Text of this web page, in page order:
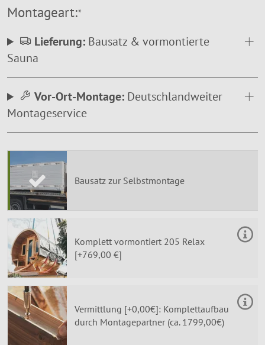
Montageart:*
Lieferung: Bausatz & vormontierte
Sauna
Vor-Ort-Montage:Deutschlandweiter
Montageservice
Bausatz zur Selbstmontage
Komplett vormontiert 205 Relax
[+769,00 €]
Vermittlung [+0,00€]: Komplettaufbau
durch Montagepartner (ca. 1799,00€)